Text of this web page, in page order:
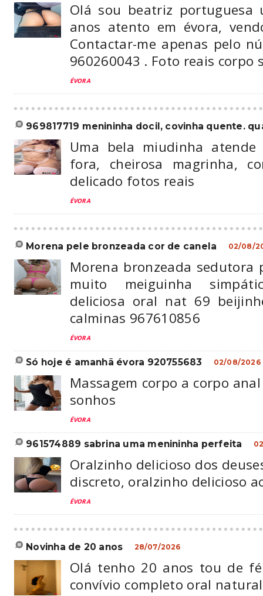
Olá sou beatriz portuguesa
anos atento em évora,
Contactar-me apenas pelo
960260043 . Foto reais corpo
ÉVORA
969817719 menininha docil, covinha quente.
Uma bela miudinha
fora, cheirosa magrinha,
delicado fotos reais
ÉVORA
morena pele bronzeada cor de canela 02/08/
Morena bronzeada sedutora
muito meiguinha
deliciosa oral nat 69
calminas 967610856
ÉVORA
só hoje é amanhã évora 920755683 02/08/2026
Massagem corpo a corpo
sonhos
ÉVORA
961574889 sabrina uma menininha perfeita
Oralzinho delicioso dos
discreto, oralzinho delicioso
ÉVORA
novinha de 20 anos 28/07/2026
Olá tenho 20 anos tou de
convívio completo oral